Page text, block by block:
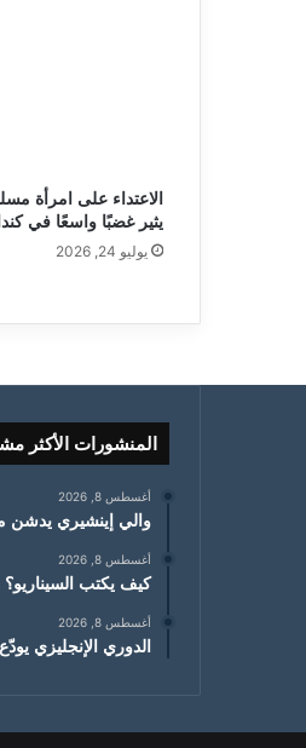
الاعتداء على امرأة
يثير غضبًا واسعًا في كندا
يوليو 24, 2026
المنشورات الأكثر
أغسطس 8, 2026
والي إينشيري
أغسطس 8, 2026
كيف يكتب السيناريو؟
أغسطس 8, 2026
الدوري الإنجليزي